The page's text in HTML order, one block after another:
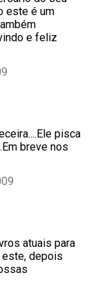
este é um
e feliz
pisca
breve nos
atuais para
depois